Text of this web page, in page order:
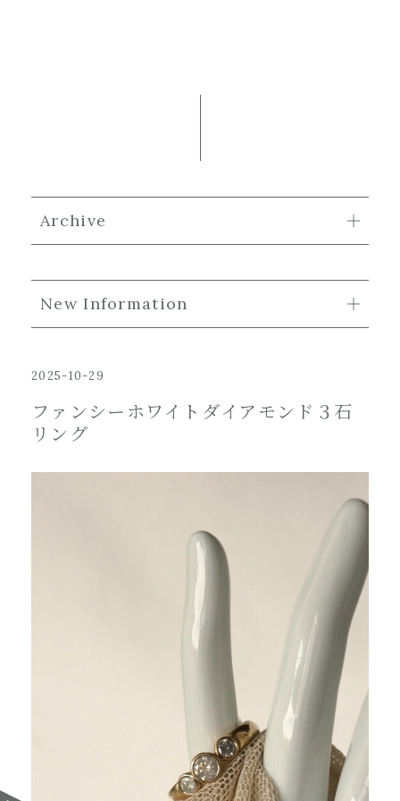
Archive
New Information
2025-10-29
ファンシーホワイトダイアモンド３石
リング